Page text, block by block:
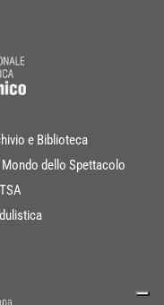
e Biblioteca
Mondo dello Spettacolo